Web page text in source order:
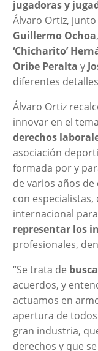
jugadoras y
Álvaro Ortiz,
Guillermo Ochoa,
‘Chicharito’
Oribe Peralta y
diferentes
Álvaro Ortiz
innovar en el
derechos
asociación
formada por y
de varios años
con
internacional
representar los
profesionales,
“Se trata de
acuerdos, y
actuamos en
apertura de
gran industria,
derechos y que